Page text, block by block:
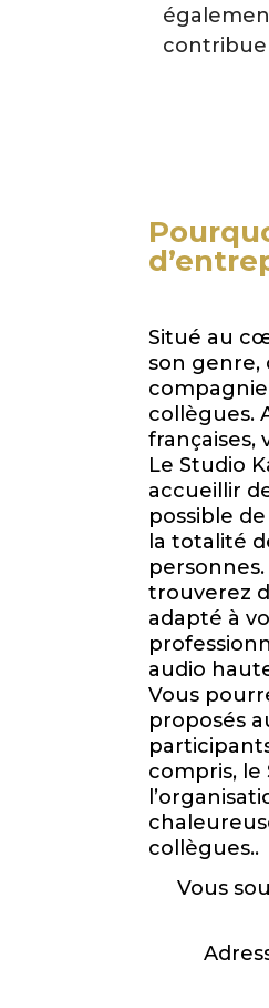
Situé au
son genre,
collègues.
Le Studio
accueillir
possible
la totalité
trouverez
adapté à
audio
Vous
proposés
compris,
collègues..
Vous